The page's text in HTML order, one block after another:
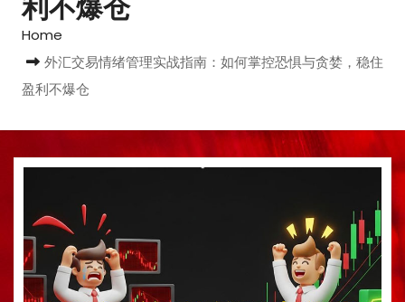
利不爆仓
Home
外汇交易情绪管理实战指南：如何掌控恐惧与贪婪，稳住
盈利不爆仓